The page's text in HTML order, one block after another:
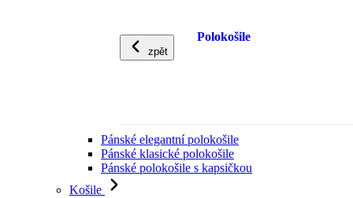
zpět
Polokošile
Pánské elegantní polokošile
Pánské klasické polokošile
Pánské polokošile s kapsičkou
Košile